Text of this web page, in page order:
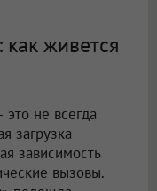
живется
не всегда
загрузка
зависимость
вызовы.